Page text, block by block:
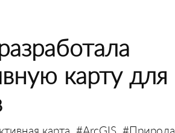
карту для